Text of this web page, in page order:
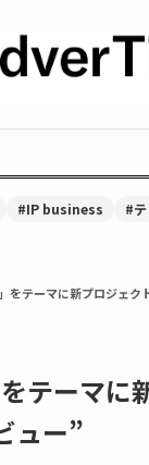
#IP business #
をテーマに新プロジェ
テーマに
ュー”